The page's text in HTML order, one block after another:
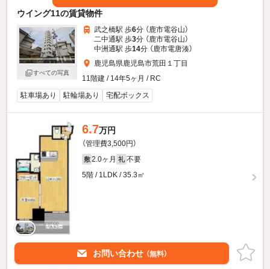
ウイング11の賃貸物件
すべての写真
武之橋駅 歩6分 （鹿市電谷山）
二中通駅 歩3分 （鹿市電谷山）
中洲通駅 歩14分 （鹿市電唐湊）
鹿児島県鹿児島市荒田１丁目
11階建 / 14年5ヶ月 / RC
駐車場あり
駐輪場あり 宅配ボックス
6.7万円
（管理費3,500円）
敷 2.0ヶ月 礼 不要
5階 / 1LDK / 35.3㎡
お問い合わせ （無料）